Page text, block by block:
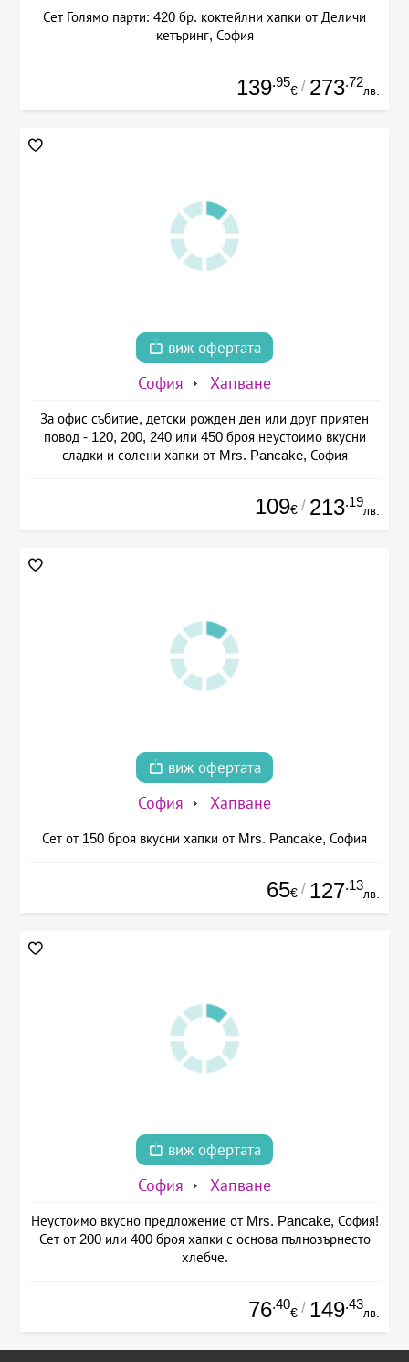
Сет Голямо парти: 420 бр. коктейлни хапки от Деличи
кетъринг, София
139.95
€ / 273.72
лв.
виж офертата
София Хапване
За офис събитие, детски рожден ден или друг приятен
повод - 120, 200, 240 или 450 броя неустоимо вкусни
сладки и солени хапки от Mrs. Pancake, София
109€ / 213.19
лв.
виж офертата
София Хапване
Сет от 150 броя вкусни хапки от Mrs. Pancake, София
65€ / 127.13
лв.
виж офертата
София Хапване
Неустоимо вкусно предложение от Mrs. Pancake, София!
Сет от 200 или 400 броя хапки с основа пълнозърнесто
хлебче.
76.40
€ / 149.43
лв.